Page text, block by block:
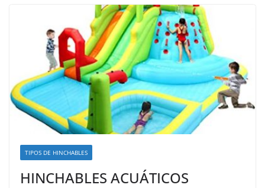
TIPOS DE HINCHABLES
HINCHABLES ACUÁTICOS